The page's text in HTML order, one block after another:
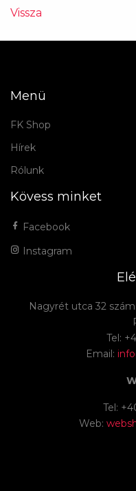
Vissza
Menü
FK Shop
Hírek
Rólunk
Kövess minket
Facebook
Instagram
Nagyrét utca 32
Tel:
Email:
Tel:
Web: